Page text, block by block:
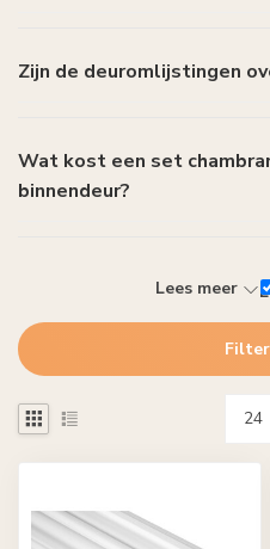
Zijn de deuromlijstingen
Wat kost een set
binnendeur?
Lees meer